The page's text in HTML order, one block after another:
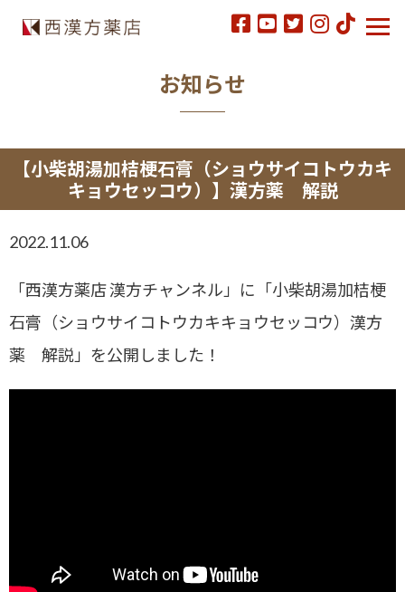
お知らせ
【小柴胡湯加桔梗石膏（ショウサイコトウカキ
キョウセッコウ）】漢方薬 解説
2022.11.06
「西漢方薬店 漢方チャンネル」に「小柴胡湯加桔梗
石膏（ショウサイコトウカキキョウセッコウ）漢方
薬 解説」を公開しました！